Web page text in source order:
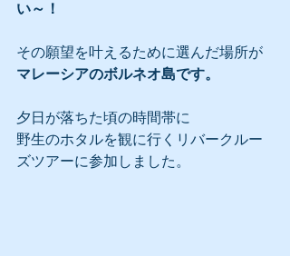
い～！
その願望を叶えるために選んだ場所が
マレーシアのボルネオ島です。
夕日が落ちた頃の時間帯に
野生のホタルを観に行くリバークルー
ズツアーに参加しました。